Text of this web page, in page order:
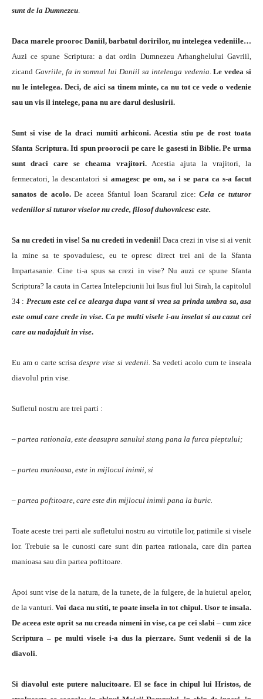
sunt de la Dumnezeu
Daca marele prooroc Daniil, barbatul doririlor, nu intelegea vedeniile…
Auzi ce spune Scriptura: a dat ordin Dumnezeu Arhanghelului Gavriil,
zicand Gavriile, fa in somnul lui Daniil sa inteleaga vedenia .Le vedea si
nu le intelegea. Deci, de aici sa tinem minte, ca nu tot ce vede o vedenie
sau un vis il intelege, pana nu are darul deslusirii.
Sunt si vise de la draci numiti arhiconi. Acestia stiu pe de rost toata
Sfanta Scriptura. Iti spun proorocii pe care le gasesti in Biblie. Pe urma
sunt draci care se cheama vrajitori. Acestia ajuta la vrajitori, la
fermecatori, la descantatori si amagesc pe om, sa i se para ca s-a facut
sanatos de acolo.De aceea Sfantul Ioan Scararul zice:Cela ce tuturor
vedeniilor si tuturor viselor nu crede, filosof duhovnicesc este.
Sa nu credeti in vise! Sa nu credeti in vedenii! Daca crezi in vise si ai venit
la mine sa te spovaduiesc, eu te opresc direct trei ani de la Sfanta
Impartasanie. Cine ti-a spus sa crezi in vise? Nu auzi ce spune Sfanta
Scriptura? Ia cauta in Cartea Intelepciunii lui Isus fiul lui Sirah, la capitolul
34 : Precum este cel ce alearga dupa vant si vrea sa prinda umbra sa, asa
este omul care crede in vise. Ca pe multi visele i-au inselat si au cazut cei
care au nadajduit in vise.
Eu am o carte scrisadespre vise si vedenii. Sa vedeti acolo cum te inseala
diavolul prin vise.
Sufletul nostru are trei parti :
– partea rationala, este deasupra sanului stang pana la furca pieptului;
– partea manioasa, este in mijlocul inimii, si
– partea poftitoare, care este din mijlocul inimii pana la buric.
Toate aceste trei parti ale sufletului nostru au virtutile lor, patimile si visele
lor. Trebuie sa le cunosti care sunt din partea rationala, care din partea
manioasa sau din partea poftitoare.
Apoi sunt vise de la natura, de la tunete, de la fulgere, de la huietul apelor,
de la vanturi. Voi daca nu stiti, te poate insela in tot chipul. Usor te insala.
De aceea este oprit sa nu creada nimeni in vise, ca pe cei slabi – cum zice
Scriptura – pe multi visele i-a dus la pierzare. Sunt vedenii si de la
diavoli.
Si diavolul este putere nalucitoare. El se face in chipul lui Hristos, de